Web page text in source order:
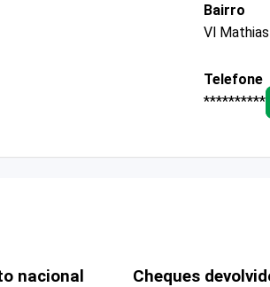
Bairro
Vl Mathias
Telefone
**********
nacional Cheques